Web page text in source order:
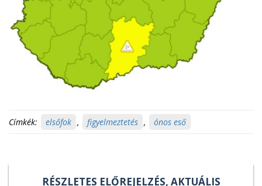
Címkék: elsőfok , figyelmeztetés , ónos eső
RÉSZLETES ELŐREJELZÉS, AKTUÁLIS